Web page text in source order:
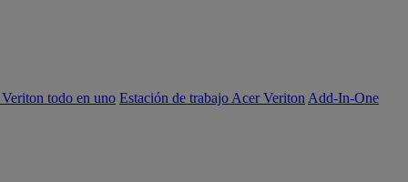
todo en uno Estación de trabajo Acer Veriton Add-In-One